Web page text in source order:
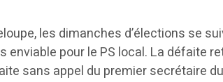
les dimanches d’élections se
pour le PS local. La défaite
sans appel du premier secrétaire